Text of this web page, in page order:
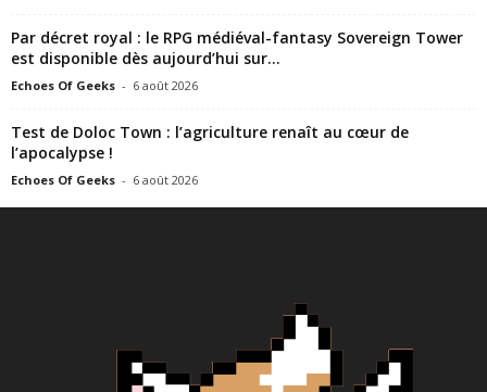
Par décret royal : le RPG médiéval-fantasy Sovereign Tower
est disponible dès aujourd’hui sur...
Echoes Of Geeks - 6 août 2026
Test de Doloc Town : l’agriculture renaît au cœur de
l’apocalypse !
Echoes Of Geeks - 6 août 2026